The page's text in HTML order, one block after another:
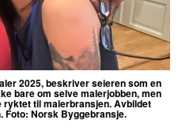
2025, beskriver seieren som en
bare om selve malerjobben, men
ryktet til malerbransjen. Avbildet
Foto: Norsk Byggebransje.